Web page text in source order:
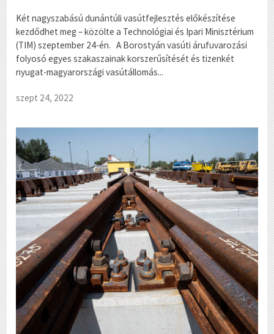
Két nagyszabású dunántúli vasútfejlesztés előkészítése
kezdődhet meg – közölte a Technológiai és Ipari Minisztérium
(TIM) szeptember 24-én. A Borostyán vasúti árufuvarozási
folyosó egyes szakaszainak korszerűsítését és tizenkét
nyugat-magyarországi vasútállomás...
szept 24, 2022